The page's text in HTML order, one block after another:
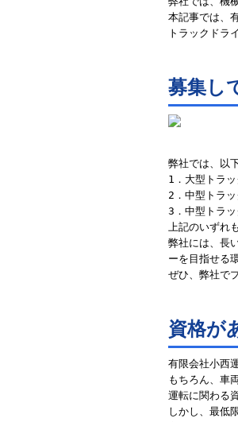
本記事では、
トラックドラ
募集し
弊社では、以
1．大型トラ
2．中型トラ
3．中型トラ
上記のいずれ
弊社には、長
ーを目指せる
ぜひ、弊社で
資格が
有限会社小西
もちろん、車
運転に関わる
しかし、最低